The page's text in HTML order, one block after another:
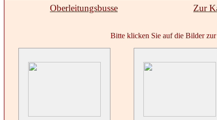
Oberleitungsbusse Zur
Bitte klicken Sie auf die Bilder